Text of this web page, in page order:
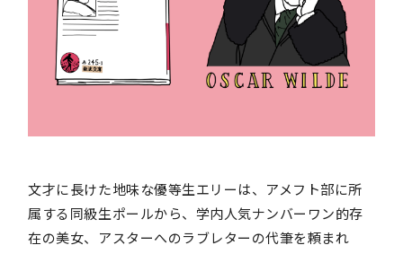
文才に長けた地味な優等生エリーは、アメフト部に所
属する同級生ポールから、学内人気ナンバーワン的存
在の美女、アスターへのラブレターの代筆を頼まれ